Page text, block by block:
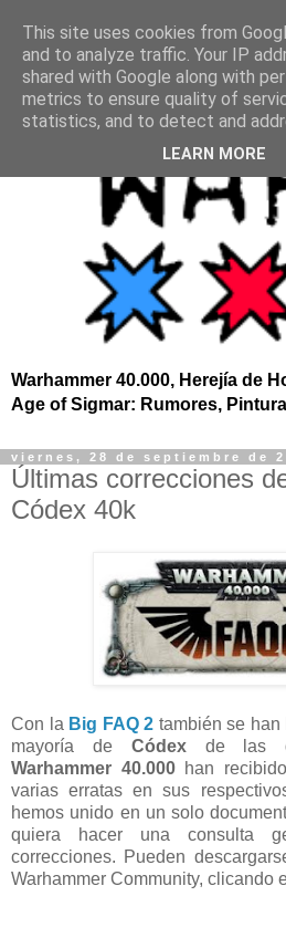
Warhammer 40.000, Herejía de
Age of Sigmar: Rumores,
viernes, 28 de septiembre de
Últimas correcciones
Códex 40k
Con la Big FAQ 2 también se
mayoría de Códexde las
Warhammer 40.000han
varias erratas en sus
hemos unido en un solo
quiera hacer una consulta
correcciones. Pueden
Warhammer Community, clicando
This site uses cookies from
and to analyze traffic. Your IP
shared with Google along with
metrics to ensure quality of
statistics, and to detect and
LEARN MORE